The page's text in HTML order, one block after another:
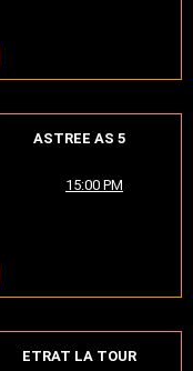
ASTREE AS 5
15:00 PM
ETRAT LA TOUR